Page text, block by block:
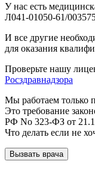
У нас есть
Л041-01050-61/
И все другие
для оказания
Проверьте нашу
Росздравнадзора
Мы работаем только
Это требование
РФ No 323-ФЗ от
Что делать если не
Вызвать врача